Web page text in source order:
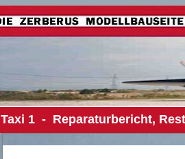
Taxi 1 - Reparaturbericht,